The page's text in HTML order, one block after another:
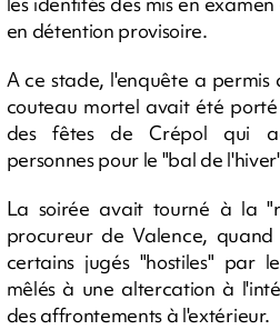
en détention provisoire.
A ce stade, l'enquête a
couteau mortel avait été
des fêtes de Crépol qui
personnes pour le "bal de
La soirée avait tourné à la
procureur de Valence, quand
certains jugés "hostiles" par
mêlés à une altercation à
des affrontements à l'extérieur.